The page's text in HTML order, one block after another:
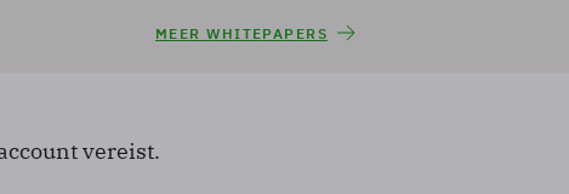
MEER WHITEPAPERS
vereist.